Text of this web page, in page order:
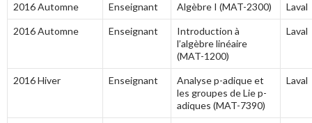
2016 Automne Enseignant Algèbre I (MAT-2300) Laval
2016 Automne Enseignant
Introduction à
l’algèbre linéaire
(MAT-1200)
Laval
2016 Hiver Enseignant
Analyse p-adique et
les groupes de Lie p-
adiques (MAT-7390)
Laval